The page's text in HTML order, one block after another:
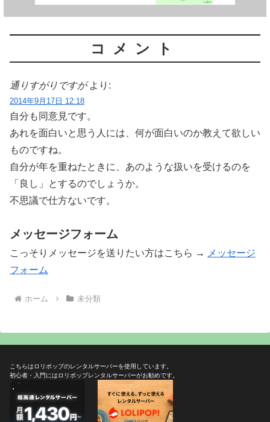
コメント
通りすがりですが より:
2014年9月17日 12:18
自分も同意見です。
あれを面白いと思う人には、何が面白いのか教えて欲しい
ものですね。
自分が年を重ねたときに、あのような扱いを受けるのを
「良し」とするのでしょうか。
不思議で仕方ないです。
メッセージフォーム
こっそりメッセージを送りたい方はこちら →
メッセージ
フォーム
ホーム 未分類
こちらはロリポップのレンタルサーバーを使用しています。
初心者・入門にはロリポップレンタルサーバーがお勧めです。